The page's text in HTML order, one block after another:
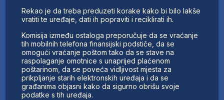
Rekao je da treba preduzeti korake kako bi bilo lakše
vratiti te uređaje, dati ih popraviti i reciklirati ih.
Komisija između ostaloga preporučuje da se vraćanje
tih mobilnih telefona finansijski podstiče, da se
omogući vraćanje poštom tako da se stave na
raspolaganje omotnice s unaprijed plaćenom
poštarinom, da se poveća vidljivost mjesta za
prikpljanje starih elektronskih uređaja i da se
građanima objasni kako da sigurno obrišu svoje
podatke s tih uređaja.